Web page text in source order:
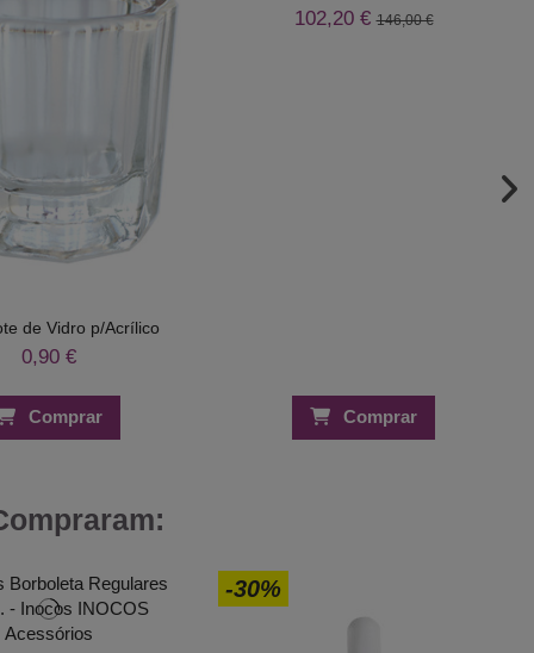
de Vidro p/Acrílico
0,90 €
Comprar
102,20 €146,00 €
Comprar
-30%